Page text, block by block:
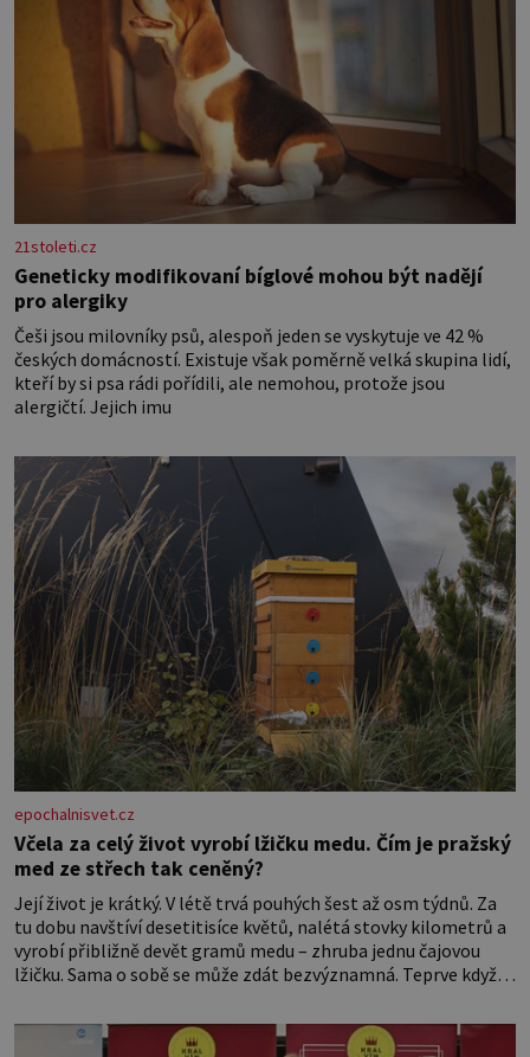
21stoleti.cz
Geneticky modifikovaní bíglové mohou být nadějí
pro alergiky
Češi jsou milovníky psů, alespoň jeden se vyskytuje ve 42 %
českých domácností. Existuje však poměrně velká skupina lidí,
kteří by si psa rádi pořídili, ale nemohou, protože jsou
alergičtí. Jejich imu
epochalnisvet.cz
Včela za celý život vyrobí lžičku medu. Čím je pražský
med ze střech tak ceněný?
Její život je krátký. V létě trvá pouhých šest až osm týdnů. Za
tu dobu navštíví desetitisíce květů, nalétá stovky kilometrů a
vyrobí přibližně devět gramů medu – zhruba jednu čajovou
lžičku. Sama o sobě se může zdát bezvýznamná. Teprve když
vznikne jeden z nejdokonalejších organismů